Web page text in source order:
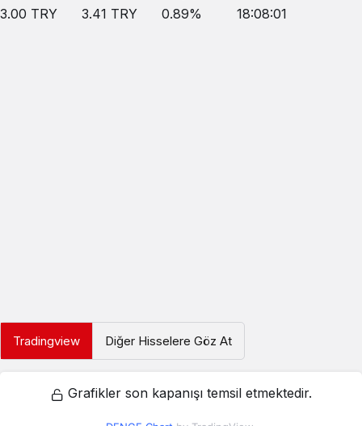
3.00 TRY
3.41 TRY
0.89%
18:08:01
Tradingview Diğer Hisselere Göz At
Grafikler son kapanışı temsil etmektedir.